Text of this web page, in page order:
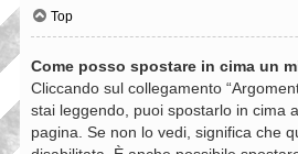
Top
Come posso spostare in cima un
Cliccando sul collegamento
stai leggendo, puoi spostarlo in cima
pagina. Se non lo vedi, significa che